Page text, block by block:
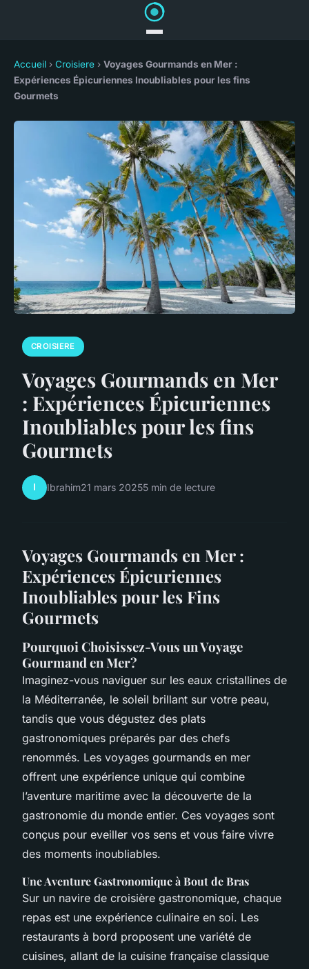
Accueil › Croisiere › Voyages Gourmands en Mer :
Expériences Épicuriennes Inoubliables pour les fins
Gourmets
CROISIERE
Voyages Gourmands en Mer
: Expériences Épicuriennes
Inoubliables pour les fins
Gourmets
I Ibrahim21 mars 20255 min de lecture
Voyages Gourmands en Mer :
Expériences Épicuriennes
Inoubliables pour les Fins
Gourmets
Pourquoi Choisissez-Vous un Voyage
Gourmand en Mer?
Imaginez-vous naviguer sur les eaux cristallines de
la Méditerranée, le soleil brillant sur votre peau,
tandis que vous dégustez des plats
gastronomiques préparés par des chefs
renommés. Les voyages gourmands en mer
offrent une expérience unique qui combine
l’aventure maritime avec la découverte de la
gastronomie du monde entier. Ces voyages sont
conçus pour eveiller vos sens et vous faire vivre
des moments inoubliables.
Une Aventure Gastronomique à Bout de Bras
Sur un navire de croisière gastronomique, chaque
repas est une expérience culinaire en soi. Les
restaurants à bord proposent une variété de
cuisines, allant de la cuisine française classique